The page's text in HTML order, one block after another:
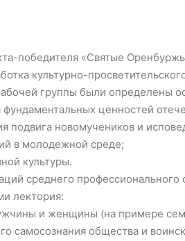
победителя «Святые
культурно-
группы были определены
фундаментальных ценностей
подвига новомучеников и
в молодежной среде;
культуры.
среднего
лектория:
и женщины (на примере
самосознания общества и